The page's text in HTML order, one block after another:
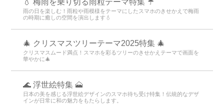
雨の日を楽しむ！雨粒や雨模様をテーマにしたスマホのきせかえで梅雨
の時期に癒しの空間を演出します💧
🎄 クリスマスツリーテーマ2025特集 🎄
クリスマスムード満点！スマホを彩るツリーのきせかえテーマで画面を
華やかに🎄
🌊 浮世絵特集 🗻
日本の美を感じる浮世絵デザインのスマホ待ち受け特集！伝統的なデザ
インが日常に和の魅力をもたらします。